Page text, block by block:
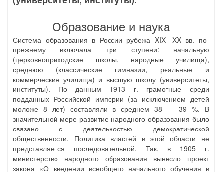
Образование и наука
Система образования в России рубежа XIX—XX вв. по-
прежнему включала три ступени: начальную
(церковноприходские школы, народные училища),
среднюю (классические гимназии, реальные и
коммерческие училища) и высшую школу (университеты,
институты). По данным 1913 г. грамотные среди
подданных Российской империи (за исключением детей
моложе 8 лет) составляли в среднем 38 — 39 %. В
значительной мере развитие народного образования было
связано с деятельностью демократической
общественности. Политика властей в этой области не
представляется последовательной. Так, в 1905 г.
министерство народного образования вынесло проект
закона «О введении всеобщего начального обучения в